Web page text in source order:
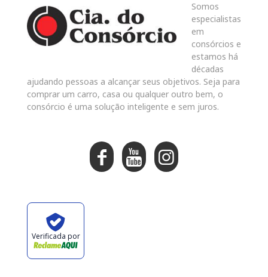
Somos
especialistas
em
consórcios e
estamos há
décadas
ajudando pessoas a alcançar seus objetivos. Seja para
comprar um carro, casa ou qualquer outro bem, o
consórcio é uma solução inteligente e sem juros.
Verificada por